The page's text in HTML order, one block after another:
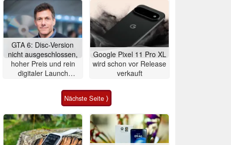
GTA 6: Disc-Version
nicht ausgeschlossen,
hoher Preis und rein
digitaler Launch
Google Pixel 11 Pro XL
wird schon vor Release
verkauft
Nächste Seite ⟩